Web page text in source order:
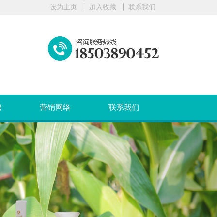
设为主页 加入收藏 联系我们
营销网络 联系我们